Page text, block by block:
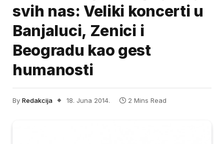
svih nas: Veliki koncerti u
Banjaluci, Zenici i
Beogradu kao gest
humanosti
By Redakcija 18. Juna 2014. 2 Mins Read